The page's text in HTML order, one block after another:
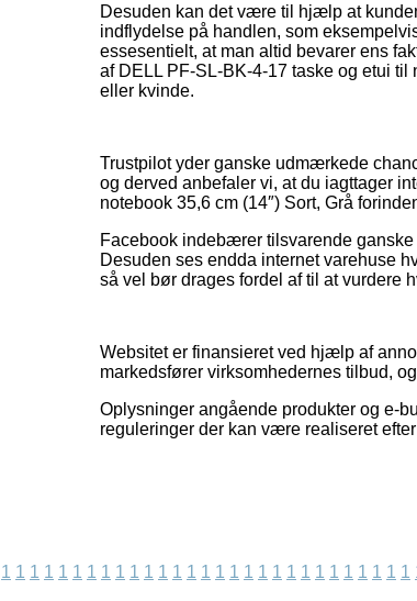
Desuden kan det være til hjælp at
indflydelse på handlen, som
essesentielt, at man altid bevarer ens
af DELL PF-SL-BK-4-17 taske og etui til
eller kvinde.
Trustpilot yder ganske udmærkede
og derved anbefaler vi, at du iagttager
notebook 35,6 cm (14″) Sort, Grå
Facebook indebærer tilsvarende
Desuden ses endda internet varehuse
så vel bør drages fordel af til at vurdere
Websitet er finansieret ved hjælp af
markedsfører virksomhedernes tilbud,
Oplysninger angående produkter og e-
reguleringer der kan være realiseret
1 1 1 1 1 1 1 1 1 1 1 1 1 1 1 1 1 1 1 1 1 1 1 1 1 1 1 1 1